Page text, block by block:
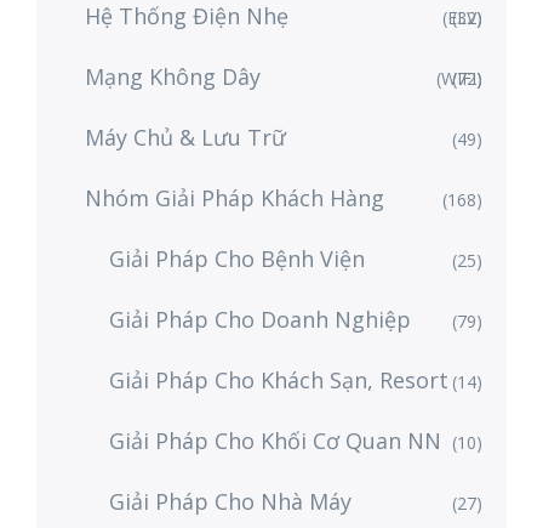
Hệ Thống Điện Nhẹ (ELV)
(32)
Mạng Không Dây (WIFI)
(72)
Máy Chủ & Lưu Trữ (49)
Nhóm Giải Pháp Khách Hàng (168)
Giải Pháp Cho Bệnh Viện (25)
Giải Pháp Cho Doanh Nghiệp (79)
Giải Pháp Cho Khách Sạn, Resort (14)
Giải Pháp Cho Khối Cơ Quan NN (10)
Giải Pháp Cho Nhà Máy (27)